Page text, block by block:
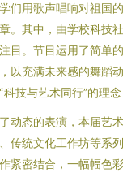
们用歌声唱响对祖国
。其中，由学校科技
目。节目运用了简单
以充满未来感的舞蹈
科技与艺术同行”的理
动态的表演，本届艺
传统文化工作坊等系
紧密结合，一幅幅色